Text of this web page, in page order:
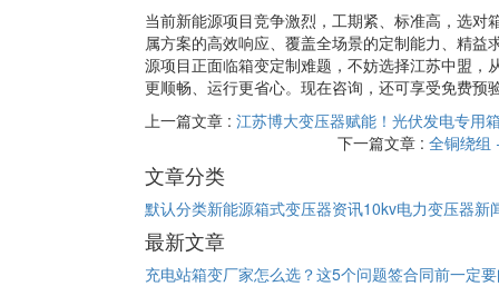
当前新能源项目竞争激烈，工期紧、标准高，选
属方案的高效响应、覆盖全场景的定制能力、精
源项目正面临箱变定制难题，不妨选择江苏中盟
更顺畅、运行更省心。现在咨询，还可享受免费预
上一篇文章 : 江苏博大变压器赋能！光伏发电专用
下一篇文章 : 全铜绕组
文章分类
默认分类新能源箱式变压器资讯10kv电力变压器新
最新文章
充电站箱变厂家怎么选？这5个问题签合同前一定